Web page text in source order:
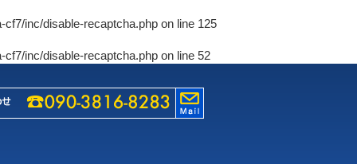
cf7/inc/disable-recaptcha.php on line 125
cf7/inc/disable-recaptcha.php on line 52